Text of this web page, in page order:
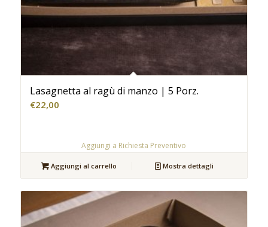
Lasagnetta al ragù di manzo | 5 Porz.
€22,00
Aggiungi a Richiesta Preventivo
Aggiungi al carrello Mostra dettagli